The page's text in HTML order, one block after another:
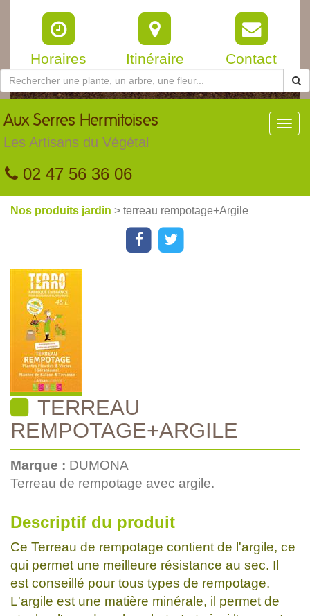
Horaires Itinéraire Contact
Aux Serres Hermitoises
Les Artisans du Végétal
02 47 56 36 06
Nos produits jardin > terreau rempotage+Argile
TERREAU
REMPOTAGE+ARGILE
Marque : DUMONA
Terreau de rempotage avec argile.
Descriptif du produit
Ce Terreau de rempotage contient de l'argile, ce
qui permet une meilleure résistance au sec. Il
est conseillé pour tous types de rempotage.
L'argile est une matière minérale, il permet de